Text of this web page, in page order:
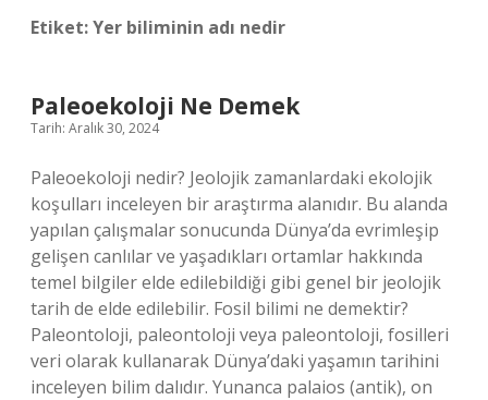
Etiket:Yer biliminin adı nedir
Paleoekoloji Ne Demek
Tarih: Aralık 30, 2024
Paleoekoloji nedir? Jeolojik zamanlardaki ekolojik
koşulları inceleyen bir araştırma alanıdır. Bu alanda
yapılan çalışmalar sonucunda Dünya’da evrimleşip
gelişen canlılar ve yaşadıkları ortamlar hakkında
temel bilgiler elde edilebildiği gibi genel bir jeolojik
tarih de elde edilebilir. Fosil bilimi ne demektir?
Paleontoloji, paleontoloji veya paleontoloji, fosilleri
veri olarak kullanarak Dünya’daki yaşamın tarihini
inceleyen bilim dalıdır. Yunanca palaios (antik), on